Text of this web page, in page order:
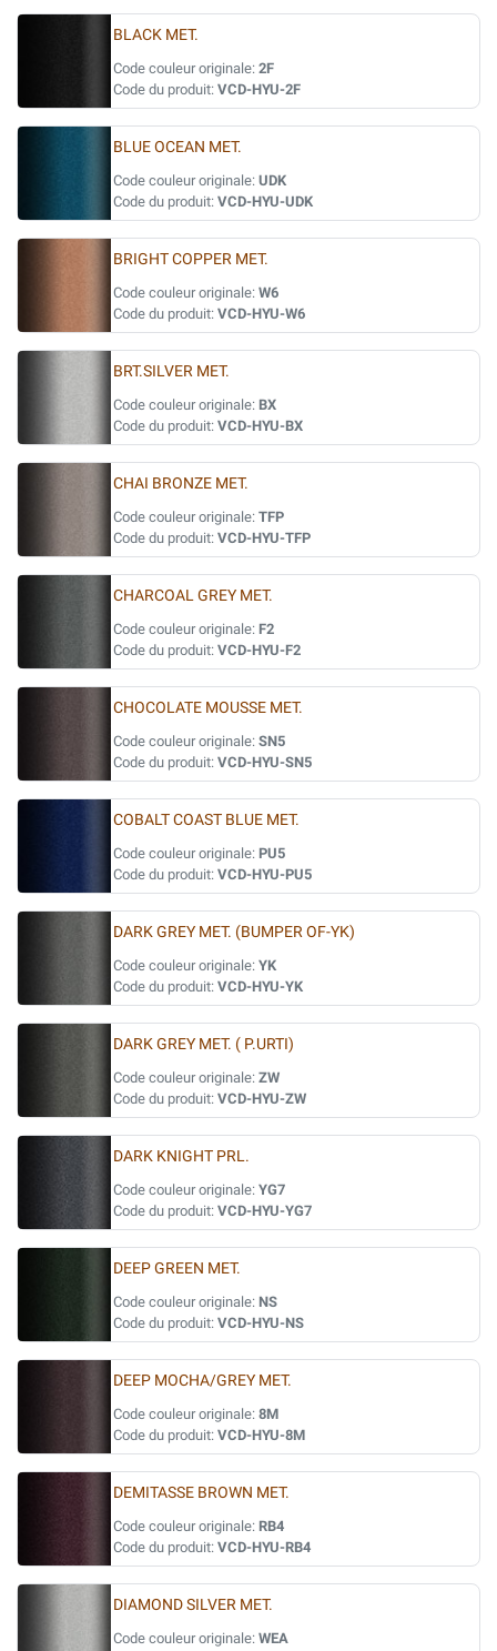
BLACK MET.
Code couleur originale: 2F
Code du produit: VCD-HYU-2F
BLUE OCEAN MET.
Code couleur originale: UDK
Code du produit: VCD-HYU-UDK
BRIGHT COPPER MET.
Code couleur originale: W6
Code du produit: VCD-HYU-W6
BRT.SILVER MET.
Code couleur originale: BX
Code du produit: VCD-HYU-BX
CHAI BRONZE MET.
Code couleur originale: TFP
Code du produit: VCD-HYU-TFP
CHARCOAL GREY MET.
Code couleur originale: F2
Code du produit: VCD-HYU-F2
CHOCOLATE MOUSSE MET.
Code couleur originale: SN5
Code du produit: VCD-HYU-SN5
COBALT COAST BLUE MET.
Code couleur originale: PU5
Code du produit: VCD-HYU-PU5
DARK GREY MET. (BUMPER OF-YK)
Code couleur originale: YK
Code du produit: VCD-HYU-YK
DARK GREY MET. ( P.URTI)
Code couleur originale: ZW
Code du produit: VCD-HYU-ZW
DARK KNIGHT PRL.
Code couleur originale: YG7
Code du produit: VCD-HYU-YG7
DEEP GREEN MET.
Code couleur originale: NS
Code du produit: VCD-HYU-NS
DEEP MOCHA/GREY MET.
Code couleur originale: 8M
Code du produit: VCD-HYU-8M
DEMITASSE BROWN MET.
Code couleur originale: RB4
Code du produit: VCD-HYU-RB4
DIAMOND SILVER MET.
Code couleur originale: WEA